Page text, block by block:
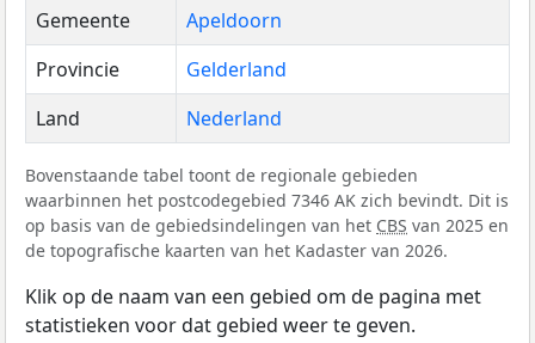
Gemeente
Apeldoorn
Provincie
Gelderland
Land
Nederland
Bovenstaande tabel toont de regionale gebieden
waarbinnen het postcodegebied 7346 AK zich bevindt. Dit is
op basis van de gebiedsindelingen van het CBS van 2025 en
de topografische kaarten van het Kadaster van 2026.
Klik op de naam van een gebied om de pagina met
statistieken voor dat gebied weer te geven.